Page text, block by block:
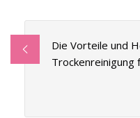
Die Vorteile und